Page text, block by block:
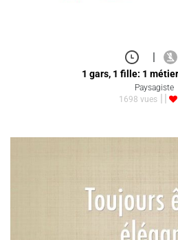
|
1 gars, 1 fille: 1
Paysagiste
1698 vues